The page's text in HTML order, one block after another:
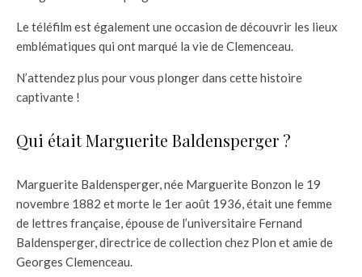
Le téléfilm est également une occasion de découvrir les lieux
emblématiques qui ont marqué la vie de Clemenceau.
N’attendez plus pour vous plonger dans cette histoire
captivante !
Qui était Marguerite Baldensperger ?
Marguerite Baldensperger, née Marguerite Bonzon le 19
novembre 1882 et morte le 1er août 1936, était une femme
de lettres française, épouse de l’universitaire Fernand
Baldensperger, directrice de collection chez Plon et amie de
Georges Clemenceau.